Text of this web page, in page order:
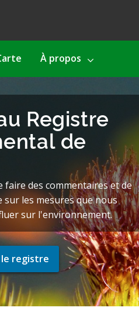
À propos
Registre
de
des commentaires et de
les mesures que nous
sur l'environnement.
le registre